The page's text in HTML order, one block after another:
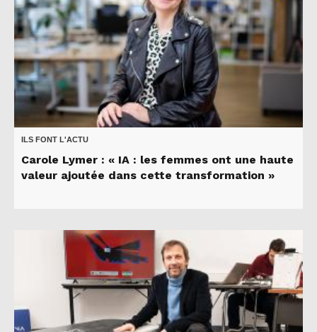
ILS FONT L'ACTU
Carole Lymer : « IA : les femmes ont une haute
valeur ajoutée dans cette transformation »